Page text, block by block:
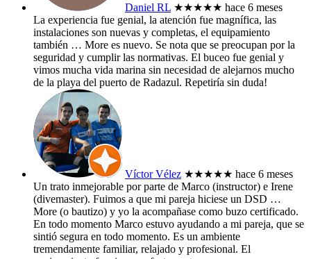
Daniel RL ★★★★★ hace 6 meses
La experiencia fue genial, la atención fue magnífica, las
instalaciones son nuevas y completas, el equipamiento
también … More es nuevo. Se nota que se preocupan por la
seguridad y cumplir las normativas. El buceo fue genial y
vimos mucha vida marina sin necesidad de alejarnos mucho
de la playa del puerto de Radazul. Repetiría sin duda!
Víctor Vélez ★★★★★ hace 6 meses
Un trato inmejorable por parte de Marco (instructor) e Irene
(divemaster). Fuimos a que mi pareja hiciese un DSD …
More (o bautizo) y yo la acompañase como buzo certificado.
En todo momento Marco estuvo ayudando a mi pareja, que se
sintió segura en todo momento. Es un ambiente
tremendamente familiar, relajado y profesional. El